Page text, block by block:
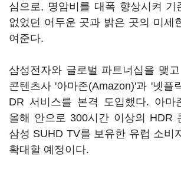
심으로, 명암비를 대폭 향상시켜 기
없었던 어두운 곳과 밝은 곳의 미세
여준다.
삼성전자와 글로벌 파트너십을 맺
콘텐츠사 '아마존(Amazon)'과 '넷플
DR 서비스를 본격 도입했다. 아마
올해 안으로 300시간 이상의 HDR
삼성 SUHD TV를 보유한 유럽 소비
확대할 예정이다.